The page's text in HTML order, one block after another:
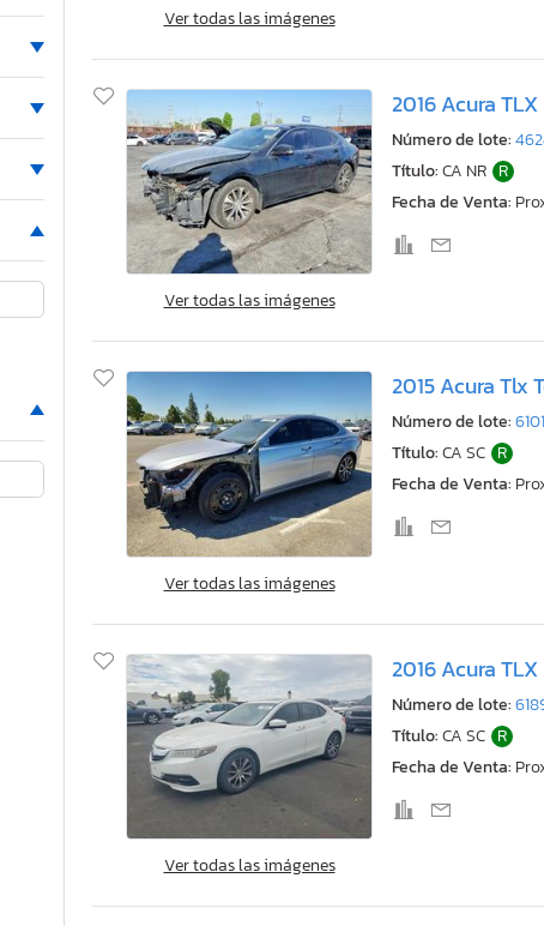
Ver todas las imágenes
Ver todas las imágenes
2016 Acura TLX
Número de lote:
Título:CA NR R
Fecha de Venta:
Ver todas las imágenes
2015 Acura Tlx
Número de lote:
Título:CA SC R
Fecha de Venta:
Ver todas las imágenes
2016 Acura TLX
Número de lote:
Título:CA SC R
Fecha de Venta: